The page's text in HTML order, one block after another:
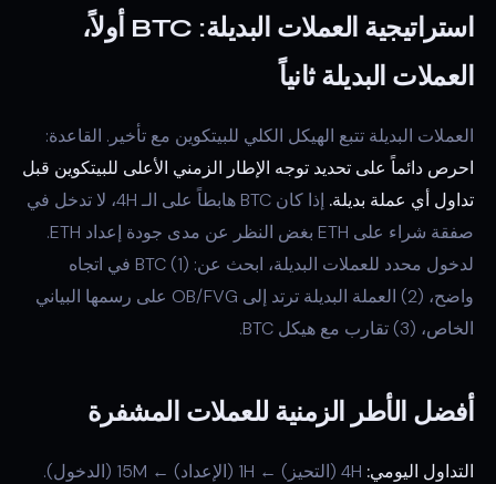
استراتيجية العملات البديلة: BTC أولاً،
العملات البديلة ثانياً
العملات البديلة تتبع الهيكل الكلي للبيتكوين مع تأخير. القاعدة:
احرص دائماً على تحديد توجه الإطار الزمني الأعلى للبيتكوين قبل
تداول أي عملة بديلة.
إذا كان BTC هابطاً على الـ 4H، لا تدخل في
صفقة شراء على ETH بغض النظر عن مدى جودة إعداد ETH.
لدخول محدد للعملات البديلة، ابحث عن: (1) BTC في اتجاه
واضح، (2) العملة البديلة ترتد إلى OB/FVG على رسمها البياني
الخاص، (3) تقارب مع هيكل BTC.
أفضل الأطر الزمنية للعملات المشفرة
التداول اليومي: